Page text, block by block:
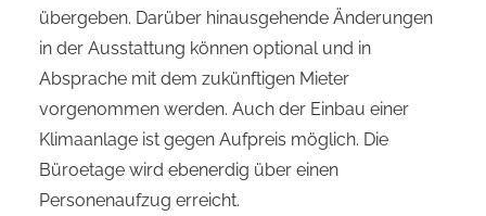
übergeben. Darüber hinausgehende Änderungen
in der Ausstattung können optional und in
Absprache mit dem zukünftigen Mieter
vorgenommen werden. Auch der Einbau einer
Klimaanlage ist gegen Aufpreis möglich. Die
Büroetage wird ebenerdig über einen
Personenaufzug erreicht.